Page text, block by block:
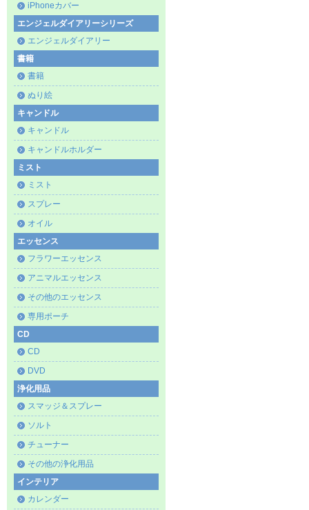
iPhoneカバー
エンジェルダイアリーシリーズ
エンジェルダイアリー
書籍
書籍
ぬり絵
キャンドル
キャンドル
キャンドルホルダー
ミスト
ミスト
スプレー
オイル
エッセンス
フラワーエッセンス
アニマルエッセンス
その他のエッセンス
専用ポーチ
CD
CD
DVD
浄化用品
スマッジ＆スプレー
ソルト
チューナー
その他の浄化用品
インテリア
カレンダー